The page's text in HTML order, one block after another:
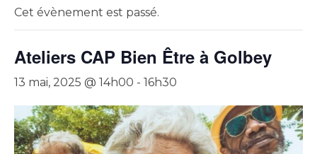
Cet évènement est passé.
Ateliers CAP Bien Être à Golbey
13 mai, 2025 @ 14h00 - 16h30